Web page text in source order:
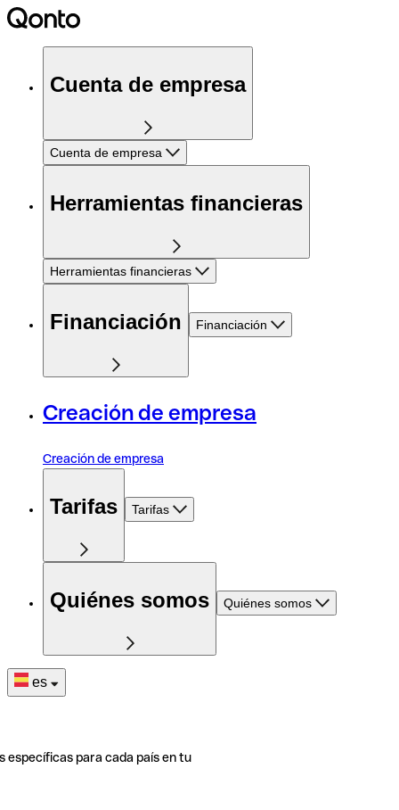
Cuenta de empresa
Cuenta de empresa
Herramientas financieras
Herramientas financieras
Financiación Financiación
Creación de empresa
Creación de empresa
Tarifas Tarifas
Quiénes somos Quiénes somos
es
específicas para cada país en tu